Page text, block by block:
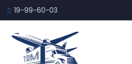
19-99-60-03